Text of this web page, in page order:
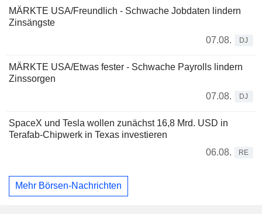
MÄRKTE USA/Freundlich - Schwache Jobdaten lindern
Zinsängste
07.08.
DJ
MÄRKTE USA/Etwas fester - Schwache Payrolls lindern
Zinssorgen
07.08.
DJ
SpaceX und Tesla wollen zunächst 16,8 Mrd. USD in
Terafab-Chipwerk in Texas investieren
06.08.
RE
Mehr Börsen-Nachrichten